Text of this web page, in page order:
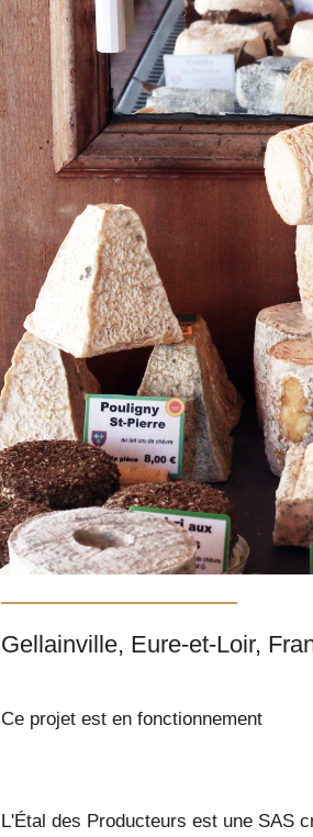
Gellainville,
Ce projet est en fonctionnement
L'Étal des Producteurs est une SAS